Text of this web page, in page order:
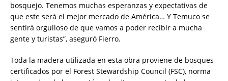
bosquejo. Tenemos muchas esperanzas y expectativas de
que este será el mejor mercado de América… Y Temuco se
sentirá orgulloso de que vamos a poder recibir a mucha
gente y turistas”, aseguró Fierro.
Toda la madera utilizada en esta obra proviene de bosques
certificados por el Forest Stewardship Council (FSC), norma